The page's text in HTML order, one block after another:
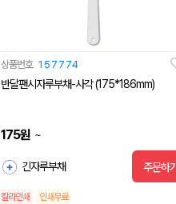
상품번호 157774
반달팬시자루부채-사각 (175*186mm)
175원 ~
긴자루부채 주문하기
칼라인쇄 인쇄무료